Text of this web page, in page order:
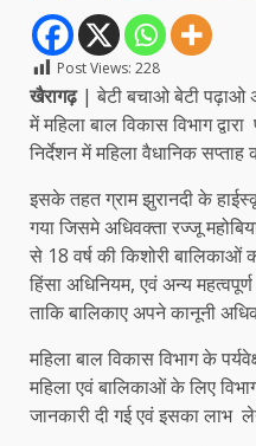
Post Views: 228
खैरागढ़| बेटी बचाओ बेटी पढ़ाओ
में महिला बाल विकास विभाग
निर्देशन में महिला वैधानिक
इसके तहत ग्राम झुरानदी के
गया जिसमे अधिवक्ता रज्जू
से 18 वर्ष की किशोरी
हिंसा अधिनियम, एवं अन्य
ताकि बालिकाए अपने कानूनी
महिला बाल विकास विभाग के
महिला एवं बालिकाओं के लिए
जानकारी दी गई एवं इसका लाभ